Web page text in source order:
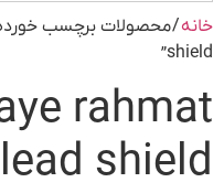
خانه
shield”
rahmat
lead shield